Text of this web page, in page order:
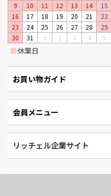
ベビーリーフプランター
窓辺やキッチンで、手軽に菜園が
楽しめるプランターです。
タウンプランター
9
10 11 12 13 14
15
16
17 18 19 20 21
22
23
24 25 26 27 28
29
30
31 1 2 3 4 5
■休業日
お買い物ガイド
会員メニュー
リッチェル企業サイト